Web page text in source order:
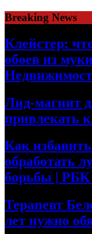
Skip
to
content
Breaking News
Клейстер:
обоев из
Лид-магнит
привлекать
Как
обработать
борьбы |
Терапевт
лет нужно